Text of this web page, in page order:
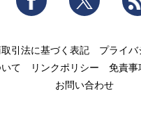
引法に基づく表記
プライバ
て
リンクポリシー 免責事
お問い合わせ